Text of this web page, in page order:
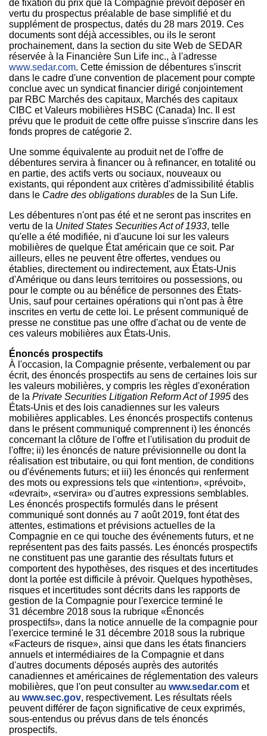
de fixation du prix que la Compagnie prévoit déposer en
vertu du prospectus préalable de base simplifié et du
supplément de prospectus, datés du 28 mars 2019. Ces
documents sont déjà accessibles, ou ils le seront
prochainement, dans la section du site Web de SEDAR
réservée à la Financière Sun Life inc., à l'adresse
www.sedar.com. Cette émission de débentures s'inscrit
dans le cadre d'une convention de placement pour compte
conclue avec un syndicat financier dirigé conjointement
par RBC Marchés des capitaux, Marchés des capitaux
CIBC et Valeurs mobilières HSBC (Canada) Inc. Il est
prévu que le produit de cette offre puisse s'inscrire dans les
fonds propres de catégorie 2.
Une somme équivalente au produit net de l'offre de
débentures servira à financer ou à refinancer, en totalité ou
en partie, des actifs verts ou sociaux, nouveaux ou
existants, qui répondent aux critères d'admissibilité établis
dans le Cadre des obligations durables de la Sun Life.
Les débentures n'ont pas été et ne seront pas inscrites en
vertu de la United States Securities Act of 1933, telle
qu'elle a été modifiée, ni d'aucune loi sur les valeurs
mobilières de quelque État américain que ce soit. Par
ailleurs, elles ne peuvent être offertes, vendues ou
établies, directement ou indirectement, aux États-Unis
d'Amérique ou dans leurs territoires ou possessions, ou
pour le compte ou au bénéfice de personnes des États-
Unis, sauf pour certaines opérations qui n'ont pas à être
inscrites en vertu de cette loi. Le présent communiqué de
presse ne constitue pas une offre d'achat ou de vente de
ces valeurs mobilières aux États-Unis.
Énoncés prospectifs
À l'occasion, la Compagnie présente, verbalement ou par
écrit, des énoncés prospectifs au sens de certaines lois sur
les valeurs mobilières, y compris les règles d'exonération
de la Private Securities Litigation Reform Act of 1995 des
États-Unis et des lois canadiennes sur les valeurs
mobilières applicables. Les énoncés prospectifs contenus
dans le présent communiqué comprennent i) les énoncés
concernant la clôture de l'offre et l'utilisation du produit de
l'offre; ii) les énoncés de nature prévisionnelle ou dont la
réalisation est tributaire, ou qui font mention, de conditions
ou d'événements futurs; et iii) les énoncés qui renferment
des mots ou expressions tels que «intention», «prévoit»,
«devrait», «servira» ou d'autres expressions semblables.
Les énoncés prospectifs formulés dans le présent
communiqué sont donnés au 7 août 2019, font état des
attentes, estimations et prévisions actuelles de la
Compagnie en ce qui touche des événements futurs, et ne
représentent pas des faits passés. Les énoncés prospectifs
ne constituent pas une garantie des résultats futurs et
comportent des hypothèses, des risques et des incertitudes
dont la portée est difficile à prévoir. Quelques hypothèses,
risques et incertitudes sont décrits dans les rapports de
gestion de la Compagnie pour l'exercice terminé le
31 décembre 2018 sous la rubrique «Énoncés
prospectifs», dans la notice annuelle de la compagnie pour
l'exercice terminé le 31 décembre 2018 sous la rubrique
«Facteurs de risque», ainsi que dans les états financiers
annuels et intermédiaires de la Compagnie et dans
d'autres documents déposés auprès des autorités
canadiennes et américaines de réglementation des valeurs
mobilières, que l'on peut consulter au www.sedar.com et
au www.sec.gov, respectivement. Les résultats réels
peuvent différer de façon significative de ceux exprimés,
sous-entendus ou prévus dans de tels énoncés
prospectifs.